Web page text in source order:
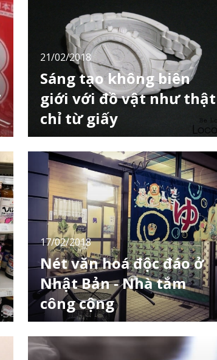
thì chắc chắn mỗi người sẽ phải sở hữu một
con dấu cá nhân. Việc đầu tiên mà người
21/02/2018
Sáng tạo không biên
giới với đồ vật như thật
chỉ từ giấy
Nếu biết đến nghệ thuật gấp giấy Origami,
phẩm đẹp thì sự tỉ mỉ và thời gian bỏ ra là
khá nhiều. Với nghệ sĩ Manabu Kosaka thì
khác, qua bàn tay tài hoa của anh, những
mảnh giấy vô cùng bình thường đã trở thành
các tác phẩm tinh tế đến mức hoàn hảo.
17/02/2018
Nét văn hoá độc đáo ở
Nhật Bản - Nhà tắm
công cộng
Nhật Bản được mệnh danh là đất nước thích
ngày vào bồn tắm để ngâm mình dường như